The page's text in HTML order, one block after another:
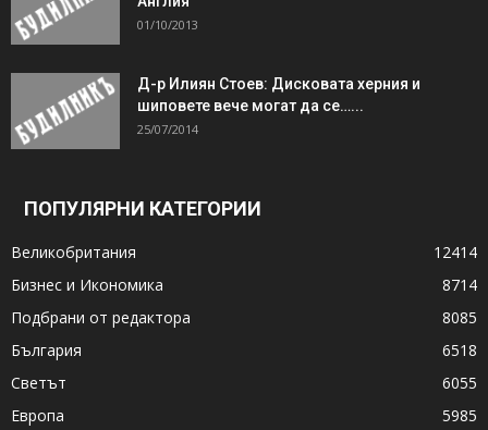
01/10/2013
Д-р Илиян Стоев: Дисковата херния и
шиповете вече могат да се…...
25/07/2014
ПОПУЛЯРНИ КАТЕГОРИИ
Великобритания
12414
Бизнес и Икономика
8714
Подбрани от редактора
8085
България
6518
Светът
6055
Европа
5985